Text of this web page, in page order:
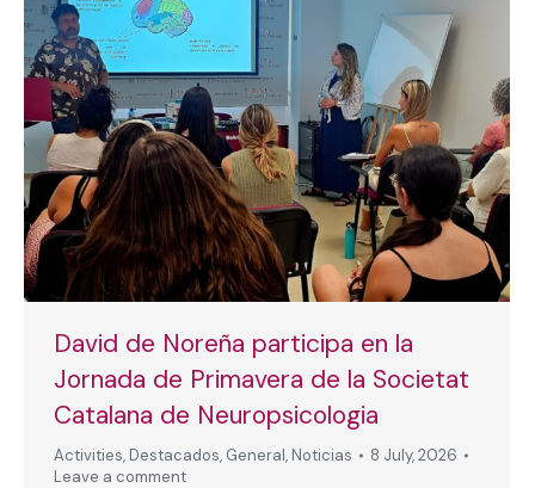
David de Noreña participa en la
Jornada de Primavera de la Societat
Catalana de Neuropsicologia
Activities, Destacados, General, Noticias
8 July, 2026
Leave a comment